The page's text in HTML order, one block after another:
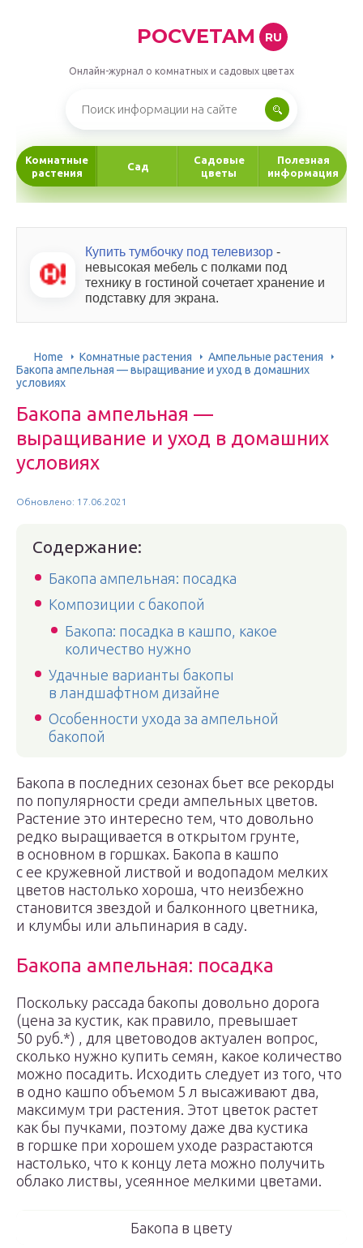
POCVETAM RU
Онлайн-журнал о комнатных и садовых цветах
Комнатные
растения
Сад
Садовые
цветы
Полезная
информация
Купить тумбочку под телевизор -
невысокая мебель с полками под
технику в гостиной сочетает хранение и
подставку для экрана.
Home Комнатные растения
Ампельные растения
Бакопа ампельная — выращивание и уход в домашних
условиях
Бакопа ампельная —
выращивание и уход в домашних
условиях
Обновлено: 17.06.2021
Содержание:
Бакопа ампельная: посадка
Композиции с бакопой
Бакопа: посадка в кашпо, какое
количество нужно
Удачные варианты бакопы
в ландшафтном дизайне
Особенности ухода за ампельной
бакопой
Бакопа в последних сезонах бьет все рекорды
по популярности среди ампельных цветов.
Растение это интересно тем, что довольно
редко выращивается в открытом грунте,
в основном в горшках. Бакопа в кашпо
с ее кружевной листвой и водопадом мелких
цветов настолько хороша, что неизбежно
становится звездой и балконного цветника,
и клумбы или альпинария в саду.
Бакопа ампельная: посадка
Поскольку рассада бакопы довольно дорога
(цена за кустик, как правило, превышает
50 руб.*) , для цветоводов актуален вопрос,
сколько нужно купить семян, какое количество
можно посадить. Исходить следует из того, что
в одно кашпо объемом 5 л высаживают два,
максимум три растения. Этот цветок растет
как бы пучками, поэтому даже два кустика
в горшке при хорошем уходе разрастаются
настолько, что к концу лета можно получить
облако листвы, усеянное мелкими цветами.
Бакопа в цвету